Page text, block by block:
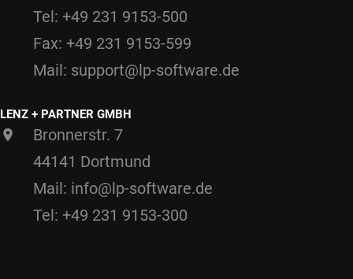
Tel: +49 231 9153-500
Fax: +49 231 9153-599
Mail: support@lp-software.de
LENZ + PARTNER GMBH
Bronnerstr. 7
44141 Dortmund
Mail: info@lp-software.de
Tel: +49 231 9153-300